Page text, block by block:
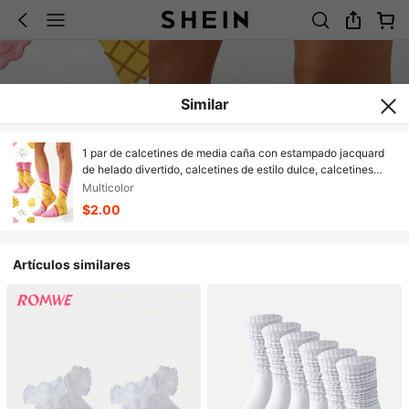
Similar
1 par de calcetines de media caña con estampado jacquard
de helado divertido, calcetines de estilo dulce, calcetines
versátiles y lindos favoritos de las niñas para uso casual
Multicolor
$2.00
Artículos similares